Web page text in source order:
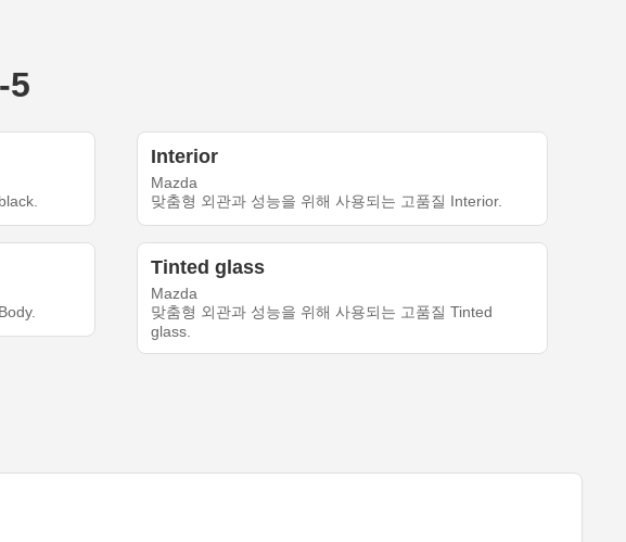
5
Interior
Mazda
맞춤형 외관과 성능을 위해 사용되는 고품질 Interior.
Tinted glass
Mazda
맞춤형 외관과 성능을 위해 사용되는 고품질 Tinted
glass.